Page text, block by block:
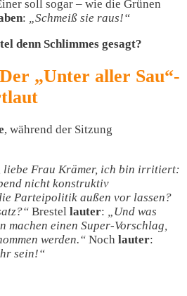
soll sogar – wie die Grünen
: „Schmeiß sie raus!“
denn Schlimmes gesagt?
„Unter aller Sau“-
, während der Sitzung
liebe Frau Krämer, ich bin irritiert:
nicht konstruktiv
Parteipolitik außen vor lassen?
Brestel lauter: „Und was
machen einen Super-Vorschlag,
werden.“ Noch lauter:
sein!“